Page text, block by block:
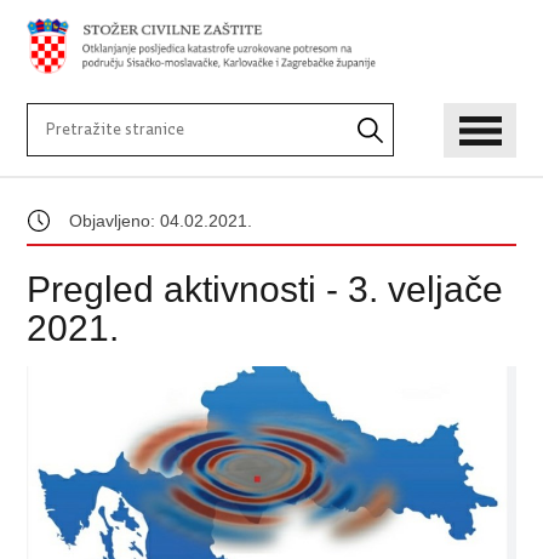
Objavljeno: 04.02.2021.
Pregled aktivnosti - 3. veljače
2021.